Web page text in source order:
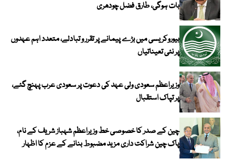
بات ہوگی، طارق فضل چودھری
بیوروکریسی میں بڑے پیمانے پر تقرر و تبادلے، متعدد اہم عہدوں
پر نئی تعیناتیاں
وزیراعظم سعودی ولی عہد کی دعوت پر سعودی عرب پہنچ گئے،
پر تپاک استقبال
چین کے صدر کا خصوصی خط وزیراعظم شہباز شریف کے نام،
پاک چین شراکت داری مزید مضبوط بنانے کے عزم کا اظہار